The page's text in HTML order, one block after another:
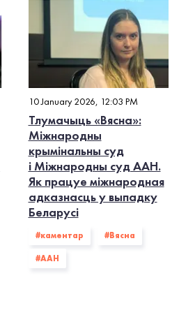
10 January 2026, 12:03 PM
Тлумачыць «Вясна»:
Міжнародны
крымінальны суд
і Міжнародны суд ААН.
Як працуе міжнародная
адказнасць у выпадку
Беларусі
#каментар #Вясна
#ААН